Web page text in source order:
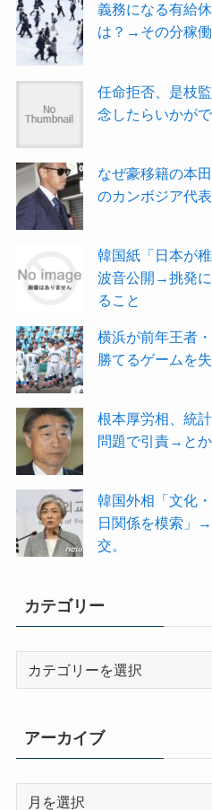
義務になる有給
は？→その分稼働
任命拒否、是枝
念したらいかが
なぜ豪移籍の本
のカンボジア代
韓国紙「日本が
波音公開→挑発
ること
横浜が前年王者
勝てるゲームを
根本厚労相、統
問題で引責→と
韓国外相「文化
日関係を模索」
交。
カテゴリー
リ
ー
アーカイブ